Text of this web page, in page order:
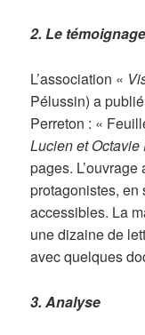
2. Le témoignage
L’association «
Pélussin) a
Perreton : «
Lucien et
pages.
protagonistes, en
accessibles. La
une dizaine de
avec quelques
3. Analyse